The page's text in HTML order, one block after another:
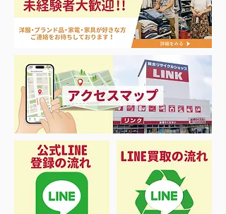
夏に向けて冷凍庫！大量
品揃え❗️